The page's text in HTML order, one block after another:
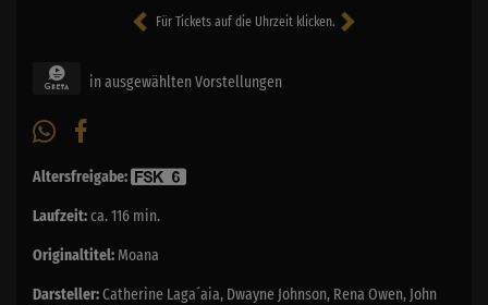
Für Tickets auf die Uhrzeit klicken.
in ausgewählten Vorstellungen
Altersfreigabe:
Laufzeit:ca. 116 min.
Originaltitel: Moana
Darsteller:Catherine Laga´aia, Dwayne Johnson, Rena Owen, John